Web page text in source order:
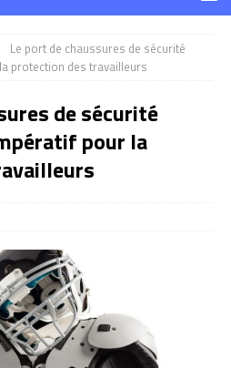
Le port de chaussures de sécurité
protection des travailleurs
de sécurité
pour la